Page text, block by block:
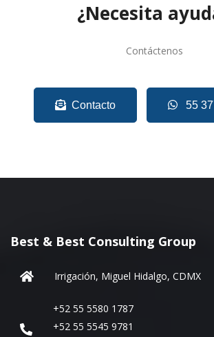
¿Necesita
Contáctenos
Contacto 55
Best & Best Consulting Group
Irrigación, Miguel Hidalgo, CDMX
+52 55 5580 1787
+52 55 5545 9781